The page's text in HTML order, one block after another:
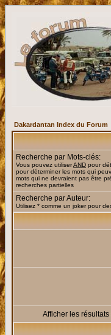
Dakardantan Index du Forum
Recherche par Mots-clés:
Vous pouvez utiliserAND pour
pour déterminer les mots qui
mots qui ne devraient pas être
recherches partielles
Recherche par Auteur:
Utilisez * comme un joker pour
Afficher les